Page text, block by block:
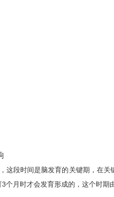
这段时间是脑发育的关键期，在
个月时才会发育形成的，这个时期